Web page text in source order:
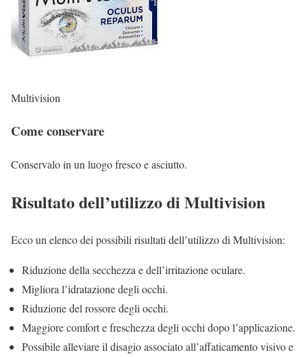
Multivision
Come conservare
Conservalo in un luogo fresco e asciutto.
Risultato dell’utilizzo di Multivision
Ecco un elenco dei possibili risultati dell’utilizzo di Multivision:
Riduzione della secchezza e dell’irritazione oculare.
Migliora l’idratazione degli occhi.
Riduzione del rossore degli occhi.
Maggiore comfort e freschezza degli occhi dopo l’applicazione.
Possibile alleviare il disagio associato all’affaticamento visivo e